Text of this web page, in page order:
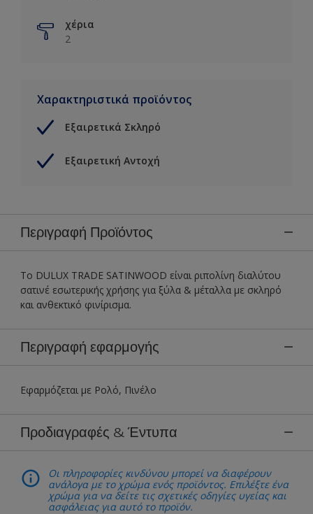
χέρια
2
Χαρακτηριστικά προϊόντος
Εξαιρετικά Σκληρό
Εξαιρετική Αντοχή
Περιγραφή Προϊόντος
Το DULUX TRADE SATINWOOD είναι ριπολίνη διαλύτου
σατινέ εσωτερικής χρήσης για ξύλα & μέταλλα με σκληρό
και ανθεκτικό φινίρισμα.
Περιγραφή εφαρμογής
Εφαρμόζεται με Ρολό, Πινέλο
Προδιαγραφές & Έντυπα
Οι πληροφορίες κινδύνου μπορεί να διαφέρουν
ανάλογα με το χρώμα ενός προϊόντος. Επιλέξτε ένα
χρώμα για να δείτε τις σχετικές οδηγίες υγείας και
ασφάλειας για αυτό το προϊόν.